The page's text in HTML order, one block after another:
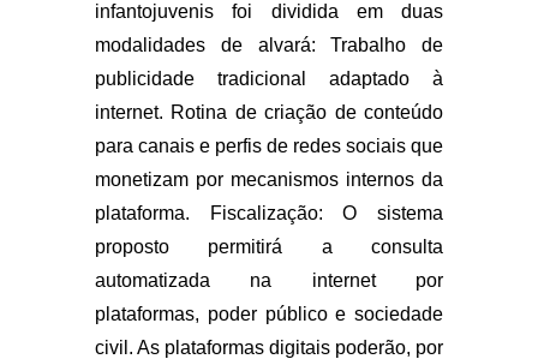
infantojuvenis foi dividida em duas
modalidades de alvará: Trabalho de
publicidade tradicional adaptado à
internet. Rotina de criação de conteúdo
para canais e perfis de redes sociais que
monetizam por mecanismos internos da
plataforma. Fiscalização: O sistema
proposto permitirá a consulta
automatizada na internet por
plataformas, poder público e sociedade
civil. As plataformas digitais poderão, por